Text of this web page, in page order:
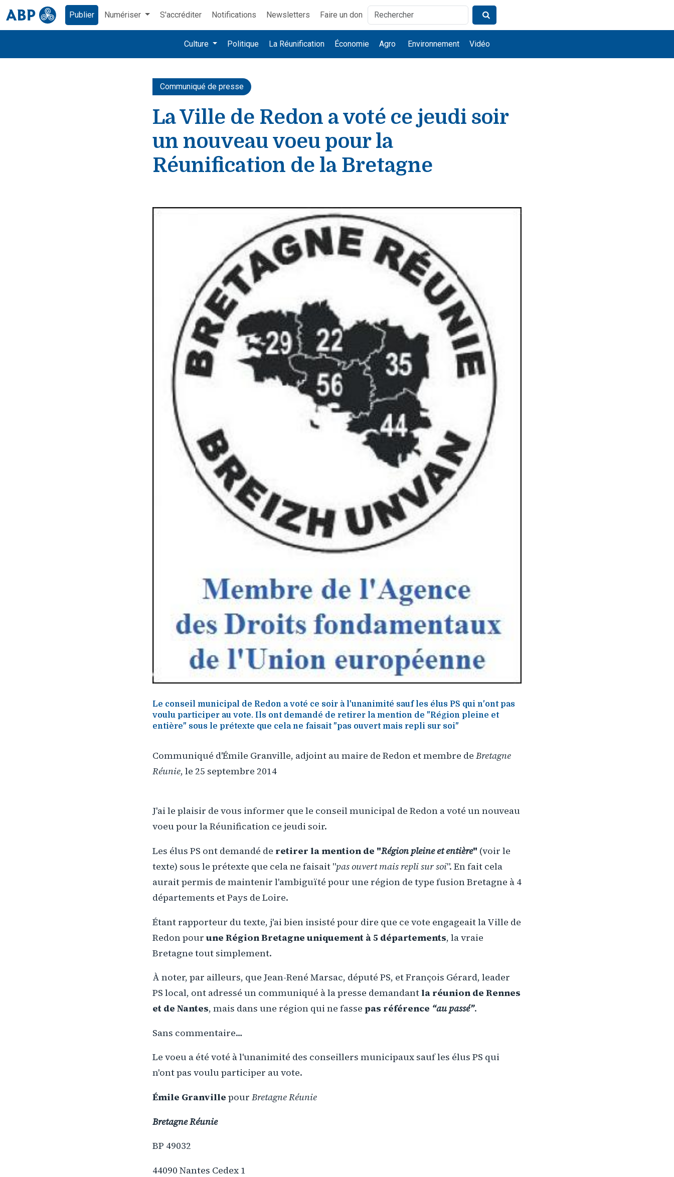
Publier Numériser S'accréditer Notifications Newsletters Faire un don
Culture Politique La Réunification Économie Agro Environnement Vidéo
Communiqué de presse
La Ville de Redon a voté ce jeudi soir
un nouveau voeu pour la
Réunification de la Bretagne
Le conseil municipal de Redon a voté ce soir à l'unanimité sauf les élus PS qui n'ont pas
voulu participer au vote. Ils ont demandé de retirer la mention de "Région pleine et
entière" sous le prétexte que cela ne faisait "pas ouvert mais repli sur soi"
Communiqué d'Émile Granville, adjoint au maire de Redon et membre de Bretagne
Réunie, le 25 septembre 2014
J'ai le plaisir de vous informer que le conseil municipal de Redon a voté un nouveau
voeu pour la Réunification ce jeudi soir.
Les élus PS ont demandé de retirer la mention de "Région pleine et entière" (voir le
texte) sous le prétexte que cela ne faisait "pas ouvert mais repli sur soi". En fait cela
aurait permis de maintenir l'ambiguïté pour une région de type fusion Bretagne à 4
départements et Pays de Loire.
Étant rapporteur du texte, j'ai bien insisté pour dire que ce vote engageait la Ville de
Redon pour une Région Bretagne uniquement à 5 départements, la vraie
Bretagne tout simplement.
À noter, par ailleurs, que Jean-René Marsac, député PS, et François Gérard, leader
PS local, ont adressé un communiqué à la presse demandantla réunion de Rennes
et de Nantes, mais dans une région qui ne fasse pas référence “au passé”.
Sans commentaire…
Le voeu a été voté à l'unanimité des conseillers municipaux sauf les élus PS qui
n'ont pas voulu participer au vote.
Émile Granville pour Bretagne Réunie
Bretagne Réunie
BP 49032
44090 Nantes Cedex 1